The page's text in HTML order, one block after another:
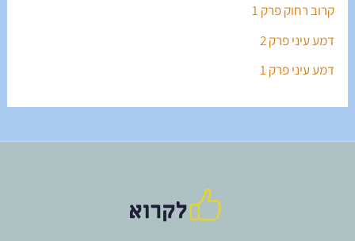
קרוב רחוק פרק 1
דמע עיני פרק 2
דמע עיני פרק 1